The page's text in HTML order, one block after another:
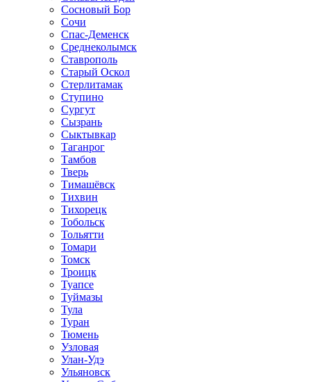
Сосновый Бор
Сочи
Спас-Деменск
Среднеколымск
Ставрополь
Старый Оскол
Стерлитамак
Ступино
Сургут
Сызрань
Сыктывкар
Таганрог
Тамбов
Тверь
Тимашёвск
Тихвин
Тихорецк
Тобольск
Тольятти
Томари
Томск
Троицк
Туапсе
Туймазы
Тула
Туран
Тюмень
Узловая
Улан-Удэ
Ульяновск